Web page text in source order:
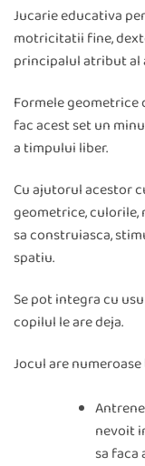
Jucarie educativa
motricitatii fine,
principalul atribut al
Formele
fac acest set un
a timpului liber.
Cu ajutorul acestor
geometrice, culorile,
sa construiasca,
spatiu.
Se pot integra cu
copilul le are deja.
Jocul are numeroase
nevoit
sa